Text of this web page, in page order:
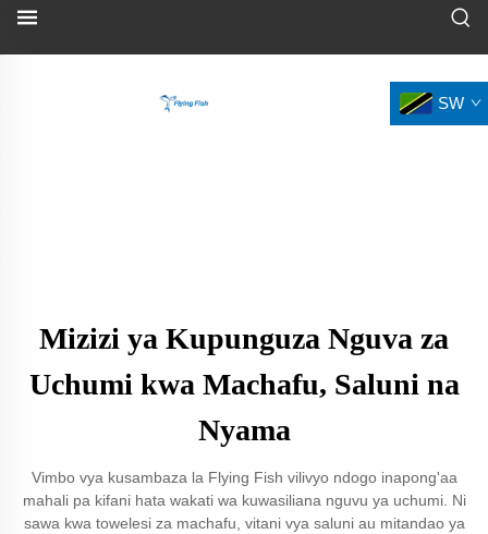
SW
Mizizi ya Kupunguza Nguva za
Uchumi kwa Machafu, Saluni na
Nyama
Vimbo vya kusambaza la Flying Fish vilivyo ndogo inapong'aa
mahali pa kifani hata wakati wa kuwasiliana nguvu ya uchumi. Ni
sawa kwa towelesi za machafu, vitani vya saluni au mitandao ya